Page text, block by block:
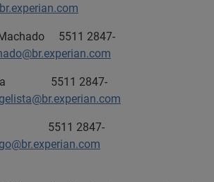
5511 2847-
5511 2847-
5511 2847-